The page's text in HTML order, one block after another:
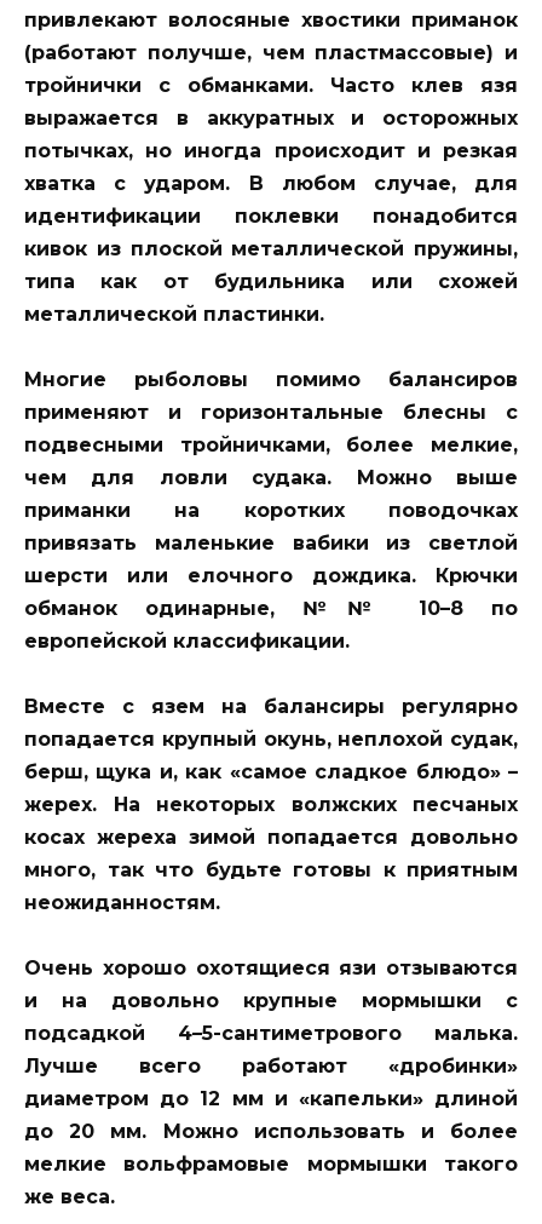
привлекают волосяные хвостики приманок
(работают получше, чем пластмассовые) и
тройнички с обманками. Часто клев язя
выражается в аккуратных и осторожных
потычках, но иногда происходит и резкая
хватка с ударом. В любом случае, для
идентификации поклевки понадобится
кивок из плоской металлической пружины,
типа как от будильника или схожей
металлической пластинки.
Многие рыболовы помимо балансиров
применяют и горизонтальные блесны с
подвесными тройничками, более мелкие,
чем для ловли судака. Можно выше
приманки на коротких поводочках
привязать маленькие вабики из светлой
шерсти или елочного дождика. Крючки
обманок одинарные, №№ 10–8 по
европейской классификации.
Вместе с язем на балансиры регулярно
попадается крупный окунь, неплохой судак,
берш, щука и, как «самое сладкое блюдо» –
жерех. На некоторых волжских песчаных
косах жереха зимой попадается довольно
много, так что будьте готовы к приятным
неожиданностям.
Очень хорошо охотящиеся язи отзываются
и на довольно крупные мормышки с
подсадкой 4–5-сантиметрового малька.
Лучше всего работают «дробинки»
диаметром до 12 мм и «капельки» длиной
до 20 мм. Можно использовать и более
мелкие вольфрамовые мормышки такого
же веса.